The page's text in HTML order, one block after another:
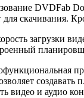
DVDFab
скачивания.
загрузки
видео и аудио